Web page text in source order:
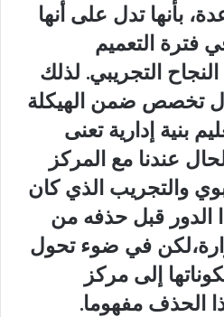
بأنها تدل على أنها
فترة التعميم
التجريبي. لذلك
تخصص ضمن الهيكلة
بنية إدارية تعنى
عندنا مع المركز
والتجريب الذي كان
الدور قبل حذفه من
في ضوء تحول
إلى مركز
الحذف مفهوما.